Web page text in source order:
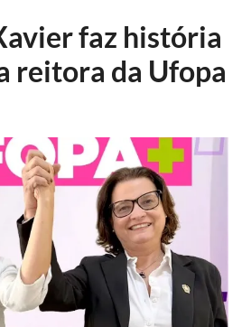
faz história
reitora da Ufopa